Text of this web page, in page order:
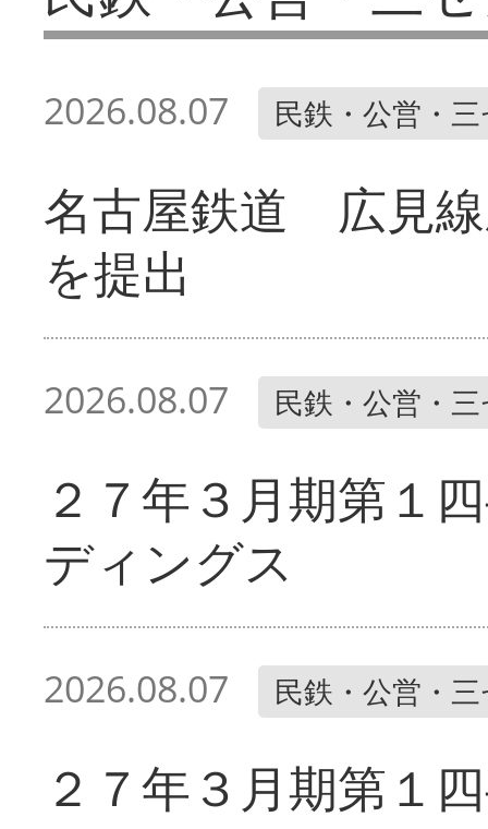
2026.08.07 民鉄・公営・
名古屋鉄道 広見
を提出
2026.08.07 民鉄・公営・
２７年３月期第１
ディングス
2026.08.07 民鉄・公営・
２７年３月期第１